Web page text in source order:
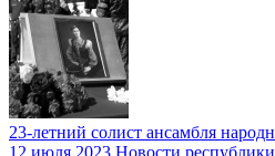
23-летний солист ансамбля